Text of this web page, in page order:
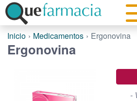
Inicio Medicamentos Ergonovina
Ergonovina
-